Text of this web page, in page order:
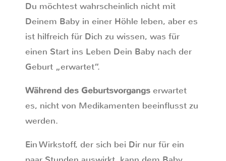
Du möchtest wahrscheinlich nicht mit
Deinem Baby in einer Höhle leben, aber es
ist hilfreich für Dich zu wissen, was für
einen Start ins Leben Dein Baby nach der
Geburt „erwartet“.
Während des Geburtsvorgangs erwartet
es, nicht von Medikamenten beeinflusst zu
werden.
Ein Wirkstoff, der sich bei Dir nur für ein